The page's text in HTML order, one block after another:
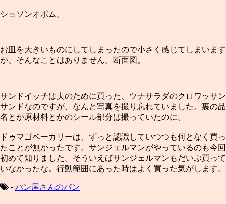
ショソンオポム。
お皿を大きいものにしてしまったので小さく感じてしまいます
が、そんなことはありません。断面図。
サンドイッチは夫のために買った、ツナサラダのクロワッサン
サンドなのですが、なんと写真を撮り忘れていました。裏の品
名とか原材料とかのシール部分は撮っていたのに。
ドゥマゴベーカリーは、ずっと認識していつつも何となく買っ
たことが無かったです。サンジェルマンがやっているのも今回
初めて知りました。そういえばサンジェルマンもだいぶ買って
いなかったな。行動範囲にあった時はよく買った気がします。
- パン屋さんのパン